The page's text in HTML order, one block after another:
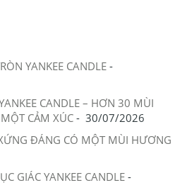
YANKEE CANDLE -
CANDLE – HƠN 30 MÙI
CẢM XÚC - 30/07/2026
ĐÁNG CÓ MỘT MÙI HƯƠNG
GIÁC YANKEE CANDLE -